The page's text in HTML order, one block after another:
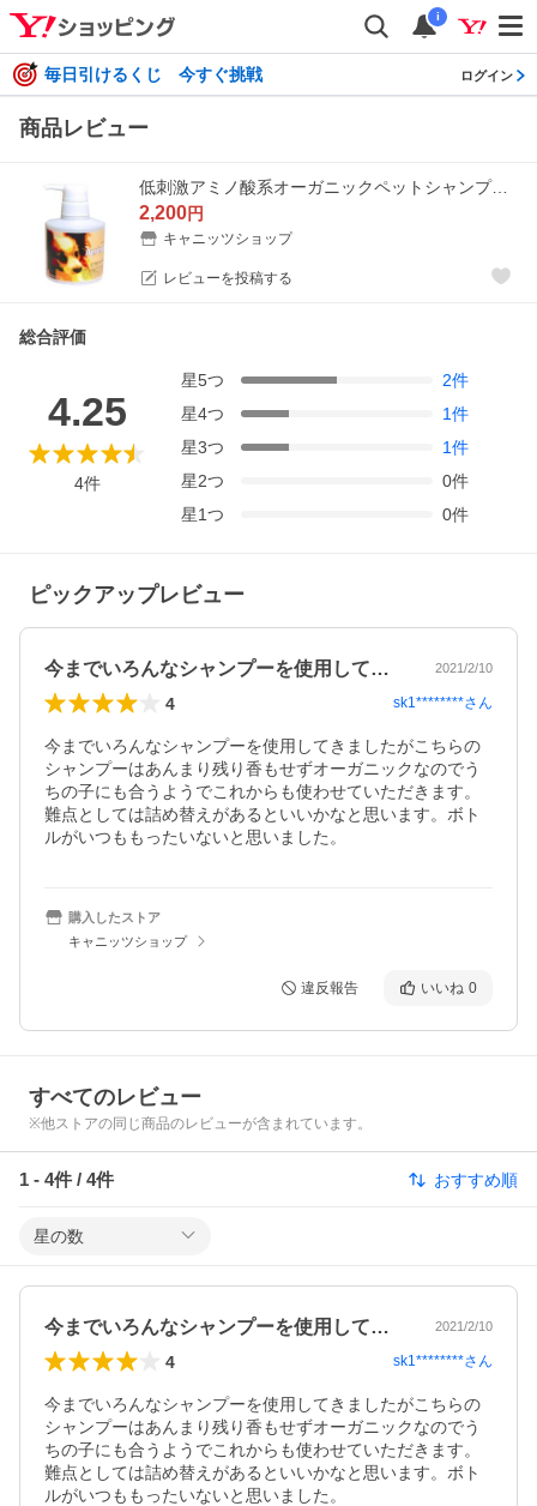
i
毎日引けるくじ 今すぐ挑戦 ログイン
商品レビュー
低刺激アミノ酸系オーガニックペットシャンプー AminoPets 300g
2,200円
キャニッツショップ
レビューを投稿する
総合評価
4.25
4件
星5つ 2件
星4つ 1件
星3つ 1件
星2つ 0件
星1つ 0件
ピックアップレビュー
今までいろんなシャンプーを使用してきま… 2021/2/10
4 sk1********さん
今までいろんなシャンプーを使用してきましたがこちらの
シャンプーはあんまり残り香もせずオーガニックなのでう
ちの子にも合うようでこれからも使わせていただきます。
難点としては詰め替えがあるといいかなと思います。ボト
ルがいつももったいないと思いました。
購入したストア
キャニッツショップ
違反報告 いいね 0
すべてのレビュー
※他ストアの同じ商品のレビューが含まれています。
1 - 4件 / 4件 おすすめ順
星の数
今までいろんなシャンプーを使用してきま… 2021/2/10
4 sk1********さん
今までいろんなシャンプーを使用してきましたがこちらの
シャンプーはあんまり残り香もせずオーガニックなのでう
ちの子にも合うようでこれからも使わせていただきます。
難点としては詰め替えがあるといいかなと思います。ボト
ルがいつももったいないと思いました。